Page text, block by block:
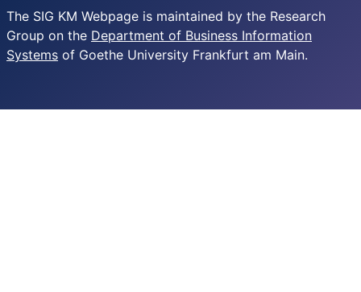
The SIG KM Webpage is maintained by the Research
Group on the Department of Business Information
Systems of Goethe University Frankfurt am Main.